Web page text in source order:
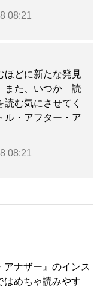
08:21
ほどに新たな発見
また、いつか 読
読む気にさせてく
ル・アフター・ア
08:21
アナザー』のインス
はめちゃ読みやす